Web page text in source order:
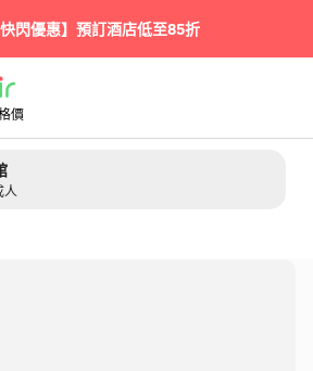
快閃優惠】預訂酒店低至85折
價
人